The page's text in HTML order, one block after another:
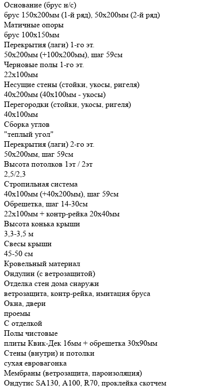
Основание (брус н/с)
брус 150х200мм (1-й ряд), 50х200мм (2-й ряд)
Матичные опоры
брус 100х150мм
Перекрытия (лаги) 1-го эт.
50х200мм (+100х200мм), шаг 59см
Черновые полы 1-го эт.
22х100мм
Несущие стены (стойки, укосы, ригеля)
40х200мм (40х100мм - укосы)
Перегородки (стойки, укосы, ригеля)
40х100мм
Сборка углов
"теплый угол"
Перекрытия (лаги) 2-го эт.
50х200мм, шаг 59см
Высота потолков 1эт / 2эт
2,5/2,3
Стропильная система
40х100мм (+40х200мм), шаг 59см
Обрешетка, шаг 14-30см
22х100мм + контр-рейка 20х40мм
Высота конька крыши
3,3-3,5 м
Свесы крыши
45-50 см
Кровельный материал
Ондулин (с ветрозащитой)
Отделка стен дома снаружи
ветрозащита, контр-рейка, имитация бруса
Окна, двери
проемы
С отделкой
Полы чистовые
плиты Квик-Дек 16мм + обрешетка 30х90мм
Стены (внутри) и потолки
сухая евровагонка
Мембраны (ветрозащита, пароизоляция)
Ондутис SA130, А100, R70, проклейка скотчем